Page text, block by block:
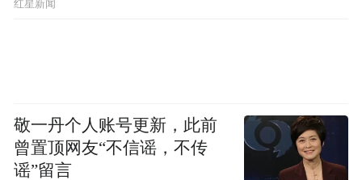
红星新闻
敬一丹个人账号更新，此前
曾置顶网友“不信谣，不传
谣”留言